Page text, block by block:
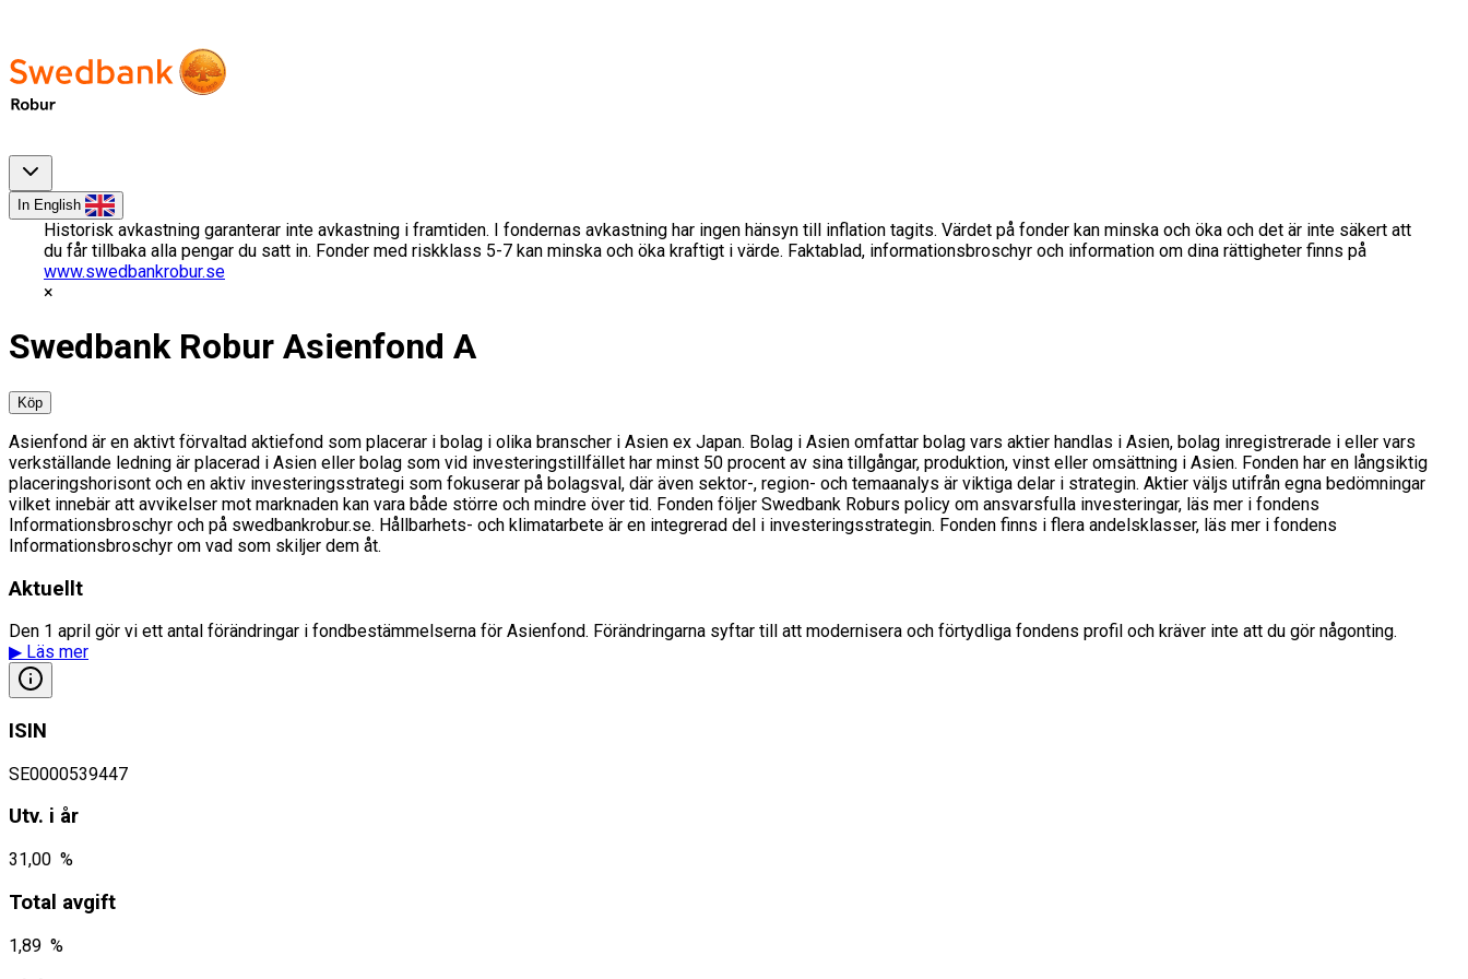
In English
Historisk avkastning garanterar inte avkastning i framtiden. I fondernas avkastning har ingen hänsyn till inflation tagits. Värdet på fonder kan minska och öka och det är inte säkert att
du får tillbaka alla pengar du satt in. Fonder med riskklass 5-7 kan minska och öka kraftigt i värde. Faktablad, informationsbroschyr och information om dina rättigheter finns på
www.swedbankrobur.se
Swedbank Robur Asienfond A
Köp
Asienfond är en aktivt förvaltad aktiefond som placerar i bolag i olika branscher i Asien ex Japan. Bolag i Asien omfattar bolag vars aktier handlas i Asien, bolag inregistrerade i eller vars
verkställande ledning är placerad i Asien eller bolag som vid investeringstillfället har minst 50 procent av sina tillgångar, produktion, vinst eller omsättning i Asien. Fonden har en långsiktig
placeringshorisont och en aktiv investeringsstrategi som fokuserar på bolagsval, där även sektor-, region- och temaanalys är viktiga delar i strategin. Aktier väljs utifrån egna bedömningar
vilket innebär att avvikelser mot marknaden kan vara både större och mindre över tid. Fonden följer Swedbank Roburs policy om ansvarsfulla investeringar, läs mer i fondens
Informationsbroschyr och på swedbankrobur.se. Hållbarhets- och klimatarbete är en integrerad del i investeringsstrategin. Fonden finns i flera andelsklasser, läs mer i fondens
Informationsbroschyr om vad som skiljer dem åt.
Aktuellt
Den 1 april gör vi ett antal förändringar i fondbestämmelserna för Asienfond. Förändringarna syftar till att modernisera och förtydliga fondens profil och kräver inte att du gör någonting.
▶ Läs mer
ISIN
SE0000539447
Utv. i år
31,00 %
Total avgift
1,89 %